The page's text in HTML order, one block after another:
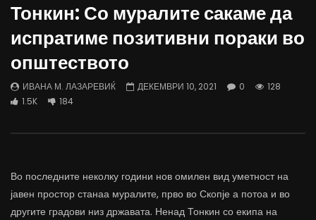
трае предолго за да дозволиме лесно
да го губиме стручниот кадар
ДАМЈАН ВАРОШЛИЈА
Тонкин: Со муралите сакаме да
испратиме позитивни пораки во
општеството
ИВАНА М. ЛАЗАРЕВИЌ ДЕКЕМВРИ 10, 2021 0
128
1.5K
184
Во последните неколку години нов омилен вид уметност на
јавен простор станаа муралите, прво во Скопје а потоа и во
другите градови низ државата. Ненад Тонкин со екипа на